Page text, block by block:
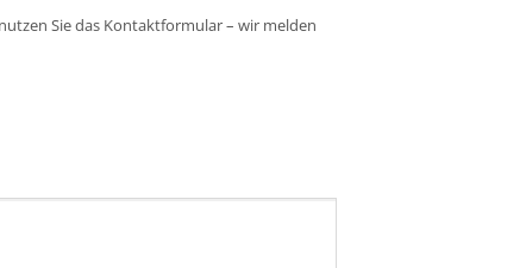
Sie das Kontaktformular – wir melden